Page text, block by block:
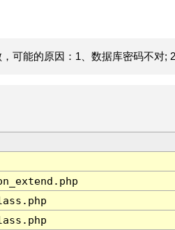
可能的原因：1、数据库密码不对;